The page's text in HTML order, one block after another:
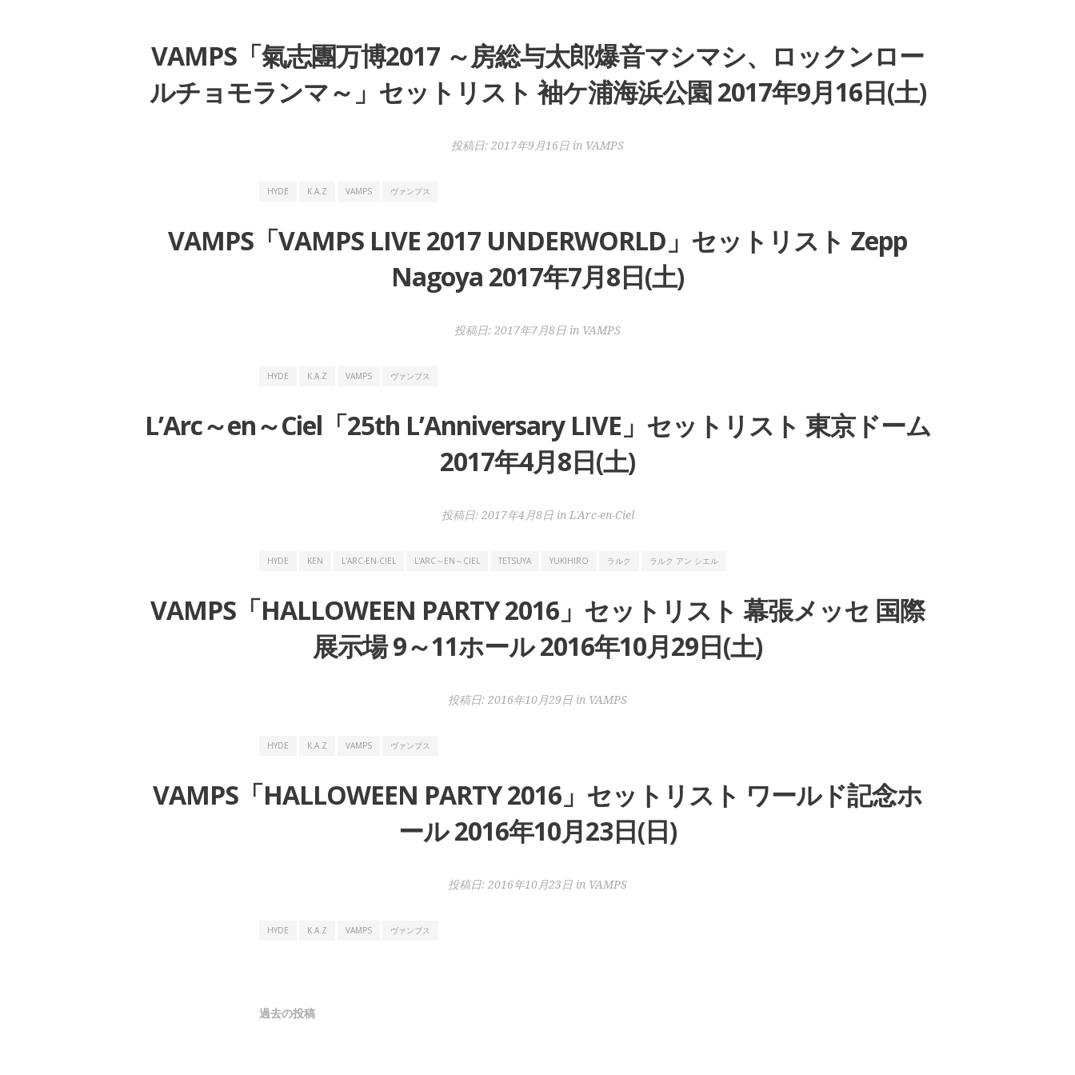
VAMPS「氣志團万博2017 ～房総与太郎爆音マシマシ、ロックンロー
ルチョモランマ～」セットリスト 袖ケ浦海浜公園 2017年9月16日(土)
投稿日: 2017年9月16日 in VAMPS
HYDE K.A.Z VAMPS ヴァンプス
VAMPS「VAMPS LIVE 2017 UNDERWORLD」セットリスト Zepp
Nagoya 2017年7月8日(土)
投稿日: 2017年7月8日 in VAMPS
HYDE K.A.Z VAMPS ヴァンプス
L’Arc～en～Ciel「25th L’Anniversary LIVE」セットリスト 東京ドーム
2017年4月8日(土)
投稿日: 2017年4月8日in L'Arc-en-Ciel
HYDE KEN L'ARC-EN-CIEL L'ARC～EN～CIEL TETSUYA YUKIHIRO ラルク ラルク アン シエル
VAMPS「HALLOWEEN PARTY 2016」セットリスト 幕張メッセ 国際
展示場 9～11ホール 2016年10月29日(土)
投稿日: 2016年10月29日 in VAMPS
HYDE K.A.Z VAMPS ヴァンプス
VAMPS「HALLOWEEN PARTY 2016」セットリスト ワールド記念ホ
ール 2016年10月23日(日)
投稿日: 2016年10月23日 in VAMPS
HYDE K.A.Z VAMPS ヴァンプス
過去の投稿